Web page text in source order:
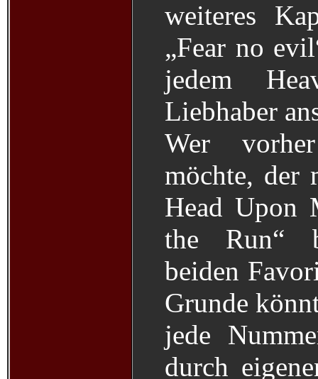
weiteres
„Fear no
jedem
Liebhaber
Wer
möchte,
Head Upon
the Run“
beiden
Grunde
jede
durch